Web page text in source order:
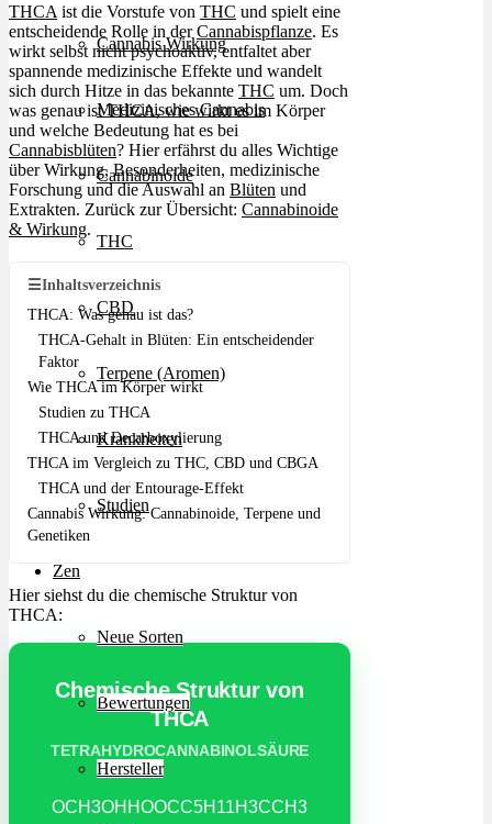
Cannabis Wirkung
Medizinisches Cannabis
Cannabinoide
THC
CBD
Terpene (Aromen)
Krankheiten
Studien
Zen
Neue Sorten
Bewertungen
Hersteller
THCA ist die Vorstufe von THC und spielt eine
entscheidende Rolle in derCannabispflanze. Es
wirkt selbst nicht psychoaktiv, entfaltet aber
spannende medizinische Effekte und wandelt
sich durch Hitze in das bekannte THC um. Doch
was genau ist THCA, wie wirkt es im Körper
und welche Bedeutung hat es bei
Cannabisblüten? Hier erfährst du alles Wichtige
über Wirkung, Besonderheiten, medizinische
Forschung und die Auswahl an Blüten und
Extrakten. Zurück zur Übersicht: Cannabinoide
& Wirkung.
☰Inhaltsverzeichnis
THCA: Was genau ist das?
THCA-Gehalt in Blüten: Ein entscheidender
Faktor
Wie THCA im Körper wirkt
Studien zu THCA
THCA und Decarboxylierung
THCA im Vergleich zu THC, CBD und CBGA
THCA und der Entourage-Effekt
Cannabis Wirkung: Cannabinoide, Terpene und
Genetiken
Hier siehst du die chemische Struktur von
THCA:
Chemische Struktur von
THCA
TETRAHYDROCANNABINOLSÄURE
OCH3OHHOOCC5H11H3CCH3